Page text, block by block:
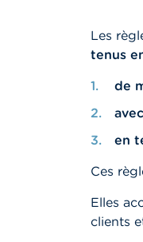
Les
tenus
de
en
Ces
Elles
clients